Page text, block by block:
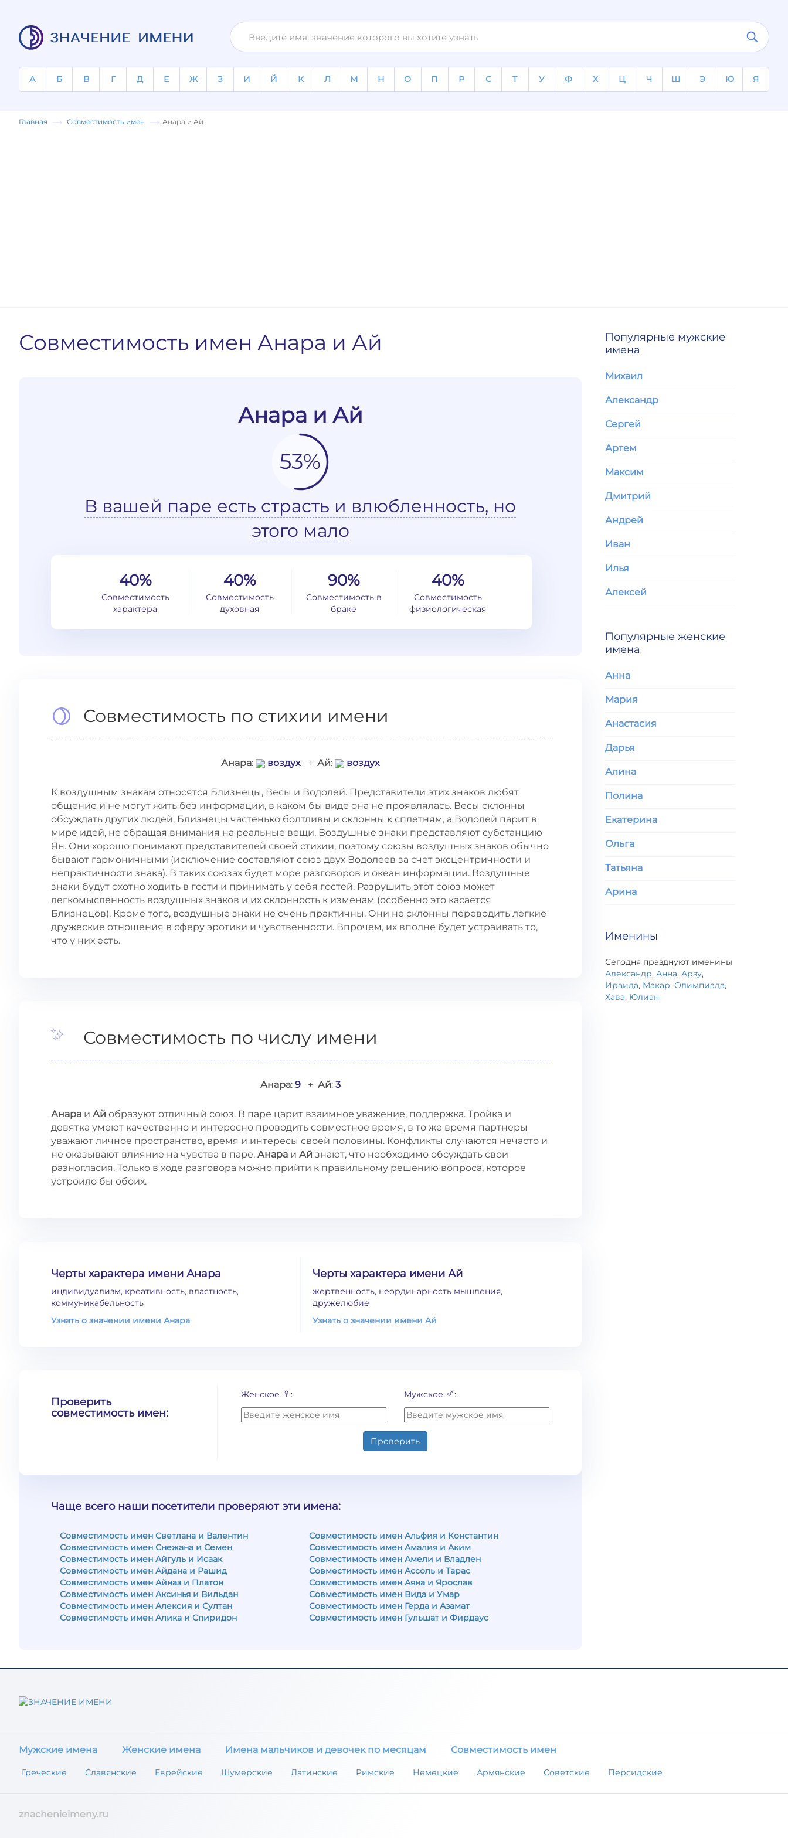
А Б В Г Д Е Ж З И Й К Л М Н О П Р С Т У Ф Х Ц Ч Ш Э Ю Я
Главная Совместимость имен Анара и Ай
Совместимость имен Анара и Ай
Анара и Ай
53%
В вашей паре есть страсть и влюбленность, но
этого мало
40%
Совместимость
характера
40%
Совместимость
духовная
90%
Совместимость в
браке
40%
Совместимость
физиологическая
Совместимость по стихии имени
Анара: воздух+ Ай: воздух
К воздушным знакам относятся Близнецы, Весы и Водолей. Представители этих знаков любят
общение и не могут жить без информации, в каком бы виде она не проявлялась. Весы склонны
обсуждать других людей, Близнецы частенько болтливы и склонны к сплетням, а Водолей парит в
мире идей, не обращая внимания на реальные вещи. Воздушные знаки представляют субстанцию
Ян. Они хорошо понимают представителей своей стихии, поэтому союзы воздушных знаков обычно
бывают гармоничными (исключение составляют союз двух Водолеев за счет эксцентричности и
непрактичности знака). В таких союзах будет море разговоров и океан информации. Воздушные
знаки будут охотно ходить в гости и принимать у себя гостей. Разрушить этот союз может
легкомысленность воздушных знаков и их склонность к изменам (особенно это касается
Близнецов). Кроме того, воздушные знаки не очень практичны. Они не склонны переводить легкие
дружеские отношения в сферу эротики и чувственности. Впрочем, их вполне будет устраивать то,
что у них есть.
Совместимость по числу имени
Анара: 9+ Ай: 3
Анара и Ай образуют отличный союз. В паре царит взаимное уважение, поддержка. Тройка и
девятка умеют качественно и интересно проводить совместное время, в то же время партнеры
уважают личное пространство, время и интересы своей половины. Конфликты случаются нечасто и
не оказывают влияние на чувства в паре. Анара и Ай знают, что необходимо обсуждать свои
разногласия. Только в ходе разговора можно прийти к правильному решению вопроса, которое
устроило бы обоих.
Черты характера имени Анара
индивидуализм, креативность, властность,
коммуникабельность
Узнать о значении имени Анара
Черты характера имени Ай
жертвенность, неординарность мышления,
дружелюбие
Узнать о значении имени Ай
Проверить
совместимость имен:
Женское ♀: Мужское ♂:
Проверить
Чаще всего наши посетители проверяют эти имена:
Совместимость имен Светлана и Валентин
Совместимость имен Снежана и Семен
Совместимость имен Айгуль и Исаак
Совместимость имен Айдана и Рашид
Совместимость имен Айназ и Платон
Совместимость имен Аксинья и Вильдан
Совместимость имен Алексия и Султан
Совместимость имен Алика и Спиридон
Совместимость имен Альфия и Константин
Совместимость имен Амалия и Аким
Совместимость имен Амели и Владлен
Совместимость имен Ассоль и Тарас
Совместимость имен Аяна и Ярослав
Совместимость имен Вида и Умар
Совместимость имен Герда и Азамат
Совместимость имен Гульшат и Фирдаус
Популярные мужские
имена
Михаил
Александр
Сергей
Артем
Максим
Дмитрий
Андрей
Иван
Илья
Алексей
Популярные женские
имена
Анна
Мария
Анастасия
Дарья
Алина
Полина
Екатерина
Ольга
Татьяна
Арина
Именины
Сегодня празднуют именины
Александр, Анна, Арзу,
Ираида, Макар, Олимпиада,
Хава, Юлиан
Мужские имена Женские имена Имена мальчиков и девочек по месяцам Совместимость имен
Греческие Славянские Еврейские Шумерские Латинские Римские Немецкие Армянские Советские Персидские
znachenieimeny.ru